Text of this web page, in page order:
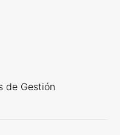
de Gestión